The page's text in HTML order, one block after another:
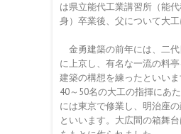
は県立能代工業講習所（能
身）卒業後、父について大工
金勇建築の前年には、二
に上京し、有名な一流の料
建築の構想を練ったといいま
40～50名の大工の指揮にあ
には東京で修業し、明治座
といいます。大広間の箱舞